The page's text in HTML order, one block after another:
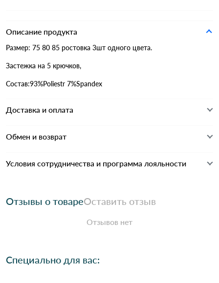
Описание продукта
Размер: 75 80 85 ростовка 3шт одного цвета.
Застежка на 5 крючков,
Состав:93%Poliestr 7%Spandex
Доставка и оплата
Обмен и возврат
Условия сотрудничества и программа лояльности
Отзывы о товареОставить отзыв
Отзывов нет
Специально для вас: